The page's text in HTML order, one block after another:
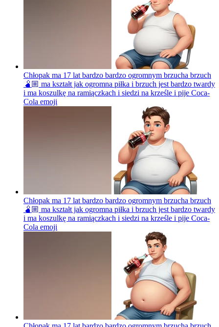
Chłopak ma 17 lat bardzo bardzo ogromnym brzucha brzuch
🫄🏼 ma kształt jak ogromna piłka i brzuch jest bardzo twardy
i ma koszulkę na ramiączkach i siedzi na krześle i pije Coca-
Cola emoji
Chłopak ma 17 lat bardzo bardzo ogromnym brzucha brzuch
🫄🏼 ma kształt jak ogromna piłka i brzuch jest bardzo twardy
i ma koszulkę na ramiączkach i siedzi na krześle i pije Coca-
Cola emoji